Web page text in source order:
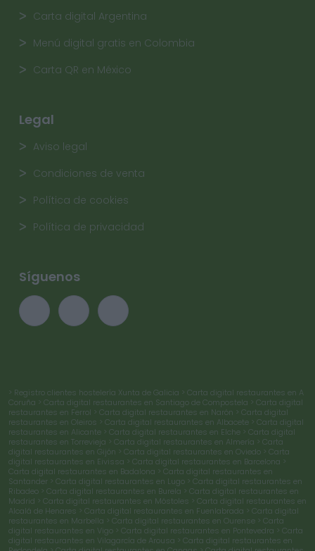
Carta digital Argentina
Menú digital gratis en Colombia
Carta QR en México
Legal
Aviso legal
Condiciones de venta
Política de cookies
Política de privacidad
Síguenos
> Registro clientes hostelería Xunta de Galicia > Carta digital restaurantes en A
Coruña > Carta digital restaurantes en Santiago de Compostela > Carta digital
restaurantes en Ferrol > Carta digital restaurantes en Narón > Carta digital
restaurantes en Oleiros > Carta digital restaurantes en Albacete > Carta digital
restaurantes en Alicante > Carta digital restaurantes en Elche > Carta digital
restaurantes en Torrevieja > Carta digital restaurantes en Almería > Carta
digital restaurantes en Gijón > Carta digital restaurantes en Oviedo > Carta
digital restaurantes en Eivissa > Carta digital restaurantes en Barcelona >
Carta digital restaurantes en Badalona > Carta digital restaurantes en
Santander > Carta digital restaurantes en Lugo > Carta digital restaurantes en
Ribadeo > Carta digital restaurantes en Burela > Carta digital restaurantes en
Madrid > Carta digital restaurantes en Móstoles > Carta digital restaurantes en
Alcalá de Henares > Carta digital restaurantes en Fuenlabrada > Carta digital
restaurantes en Marbella > Carta digital restaurantes en Ourense > Carta
digital restaurantes en Vigo > Carta digital restaurantes en Pontevedra > Carta
digital restaurantes en Vilagarcía de Arousa > Carta digital restaurantes en